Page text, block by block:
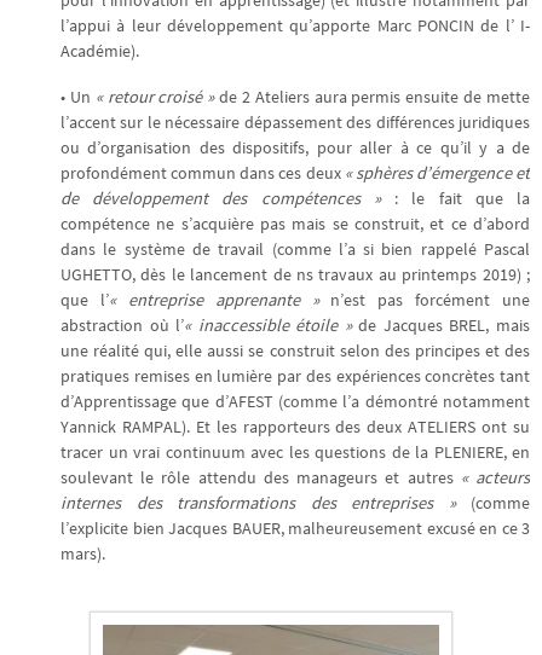
l’appui à leur développement qu’apporte Marc PONCIN de l’ I-
Académie).
• Un « retour croisé »de 2 Ateliers aura permis ensuite de mette
l’accent sur le nécessaire dépassement des différences juridiques
ou d’organisation des dispositifs, pour aller à ce qu’il y a de
profondément commun dans ces deux « sphères d’émergence et
de développement des compétences »: le fait que la
compétence ne s’acquière pas mais se construit, et ce d’abord
dans le système de travail (comme l’a si bien rappelé Pascal
UGHETTO, dès le lancement de ns travaux au printemps 2019) ;
que l’« entreprise apprenante »n’est pas forcément une
abstraction où l’« inaccessible étoile »de Jacques BREL, mais
une réalité qui, elle aussi se construit selon des principes et des
pratiques remises en lumière par des expériences concrètes tant
d’Apprentissage que d’AFEST (comme l’a démontré notamment
Yannick RAMPAL). Et les rapporteurs des deux ATELIERS ont su
tracer un vrai continuum avec les questions de la PLENIERE, en
soulevant le rôle attendu des manageurs et autres « acteurs
internes des transformations des entreprises »(comme
l’explicite bien Jacques BAUER, malheureusement excusé en ce 3
mars).